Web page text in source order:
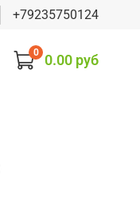
+79235750124
0 0.00 руб